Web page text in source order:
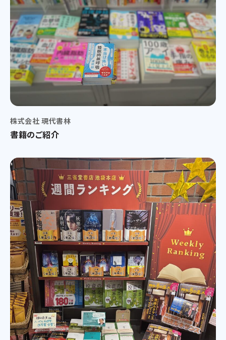
株式会社 現代書林
書籍のご紹介